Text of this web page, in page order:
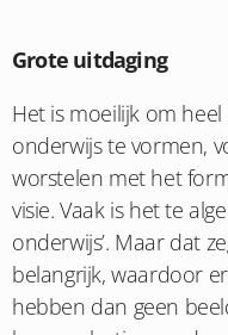
Grote uitdaging
Het is moeilijk om
onderwijs te vormen,
worstelen met het
visie. Vaak is het te
onderwijs’. Maar dat
belangrijk, waardoor
hebben dan geen